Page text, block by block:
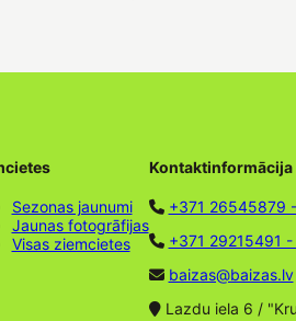
Sezonas jaunumi
Jaunas fotogrāfijas
Visas ziemcietes
Kontaktinformācija
+371 26545879
+371 29215491 -
baizas@baizas.lv
Lazdu iela 6 /